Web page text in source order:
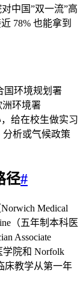
中国”双一流”高
78% 也能拿到
国环境规划署
洲环境署
给在校生做实习
分析或气候政策
径#
Medical
（五年制本科医
Associate
学院和 Norfolk
床教学从第一年